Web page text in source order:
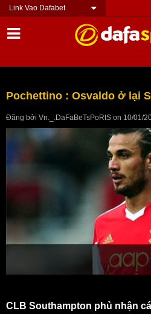
Link Vao Dafabet
Pochettino : Osvaldo ở lại
Đăng bởi Vn._.DaFaBeTsPoRtS on 10/01/
CLB Southampton phủ nhận